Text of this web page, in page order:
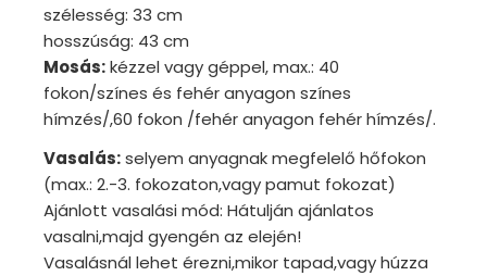
szélesség: 33 cm
hosszúság: 43 cm
Mosás:kézzel vagy géppel, max.: 40
fokon/színes és fehér anyagon színes
hímzés/,60 fokon /fehér anyagon fehér hímzés/.
Vasalás:selyem anyagnak megfelelő hőfokon
(max.: 2.-3. fokozaton,vagy pamut fokozat)
Ajánlott vasalási mód: Hátulján ajánlatos
vasalni,majd gyengén az elején!
Vasalásnál lehet érezni,mikor tapad,vagy húzza